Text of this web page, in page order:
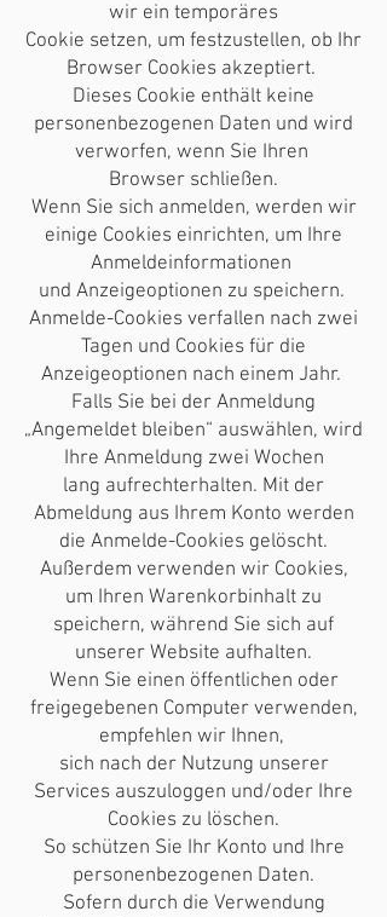
wir ein temporäres
Cookie setzen, um festzustellen, ob Ihr
Browser Cookies akzeptiert.
Dieses Cookie enthält keine
personenbezogenen Daten und wird
verworfen, wenn Sie Ihren
Browser schließen.
Wenn Sie sich anmelden, werden wir
einige Cookies einrichten, um Ihre
Anmeldeinformationen
und Anzeigeoptionen zu speichern.
Anmelde-Cookies verfallen nach zwei
Tagen und Cookies für die
Anzeigeoptionen nach einem Jahr.
Falls Sie bei der Anmeldung
„Angemeldet bleiben“ auswählen, wird
Ihre Anmeldung zwei Wochen
lang aufrechterhalten. Mit der
Abmeldung aus Ihrem Konto werden
die Anmelde-Cookies gelöscht.
Außerdem verwenden wir Cookies,
um Ihren Warenkorbinhalt zu
speichern, während Sie sich auf
unserer Website aufhalten.
Wenn Sie einen öffentlichen oder
freigegebenen Computer verwenden,
empfehlen wir Ihnen,
sich nach der Nutzung unserer
Services auszuloggen und/oder Ihre
Cookies zu löschen.
So schützen Sie Ihr Konto und Ihre
personenbezogenen Daten.
Sofern durch die Verwendung